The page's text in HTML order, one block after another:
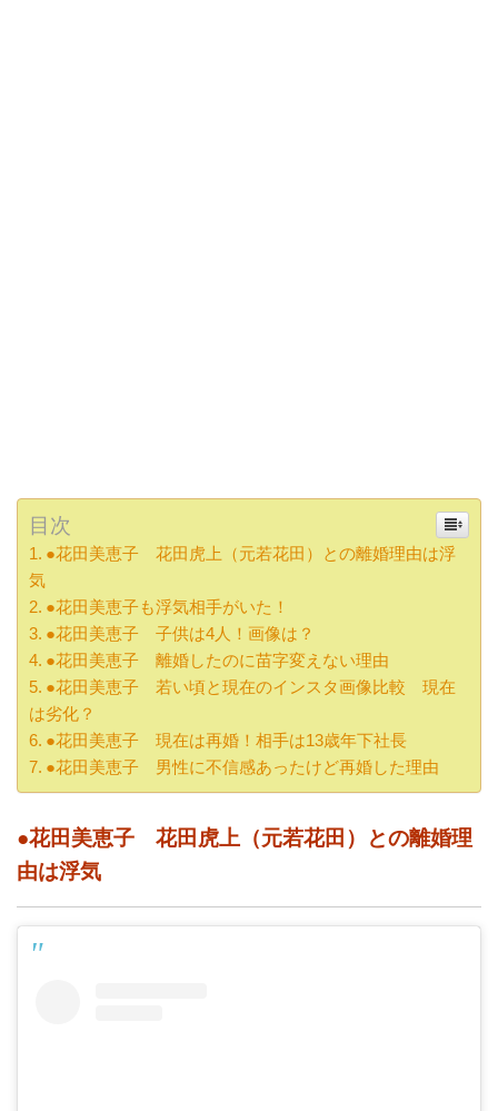
目次
●花田美恵子 花田虎上（元若花田）との離婚理由は浮
気
●花田美恵子も浮気相手がいた！
●花田美恵子 子供は4人！画像は？
●花田美恵子 離婚したのに苗字変えない理由
●花田美恵子 若い頃と現在のインスタ画像比較 現在
は劣化？
●花田美恵子 現在は再婚！相手は13歳年下社長
●花田美恵子 男性に不信感あったけど再婚した理由
●花田美恵子 花田虎上（元若花田）との離婚理
由は浮気